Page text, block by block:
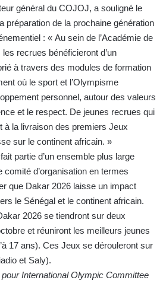
général du COJOJ, a souligné le
préparation de la prochaine génération
: « Au sein de l’Académie de
recrues bénéficieront d’un
à travers des modules de formation
où le sport et l’Olympisme
personnel, autour des valeurs
et le respect. De jeunes recrues qui
à la livraison des premiers Jeux
sur le continent africain. »
partie d’un ensemble plus large
comité d’organisation en termes
que Dakar 2026 laisse un impact
le Sénégal et le continent africain.
2026 se tiendront sur deux
et réuniront les meilleurs jeunes
17 ans). Ces Jeux se dérouleront sur
et Saly).
International Olympic Committee